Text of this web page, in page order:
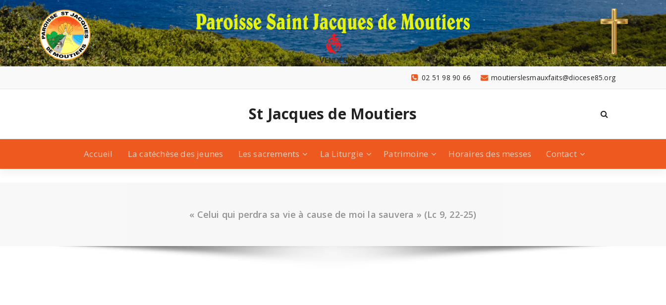
moutierslesmauxfaits@diocese85.org
02 51 98 90 66
St Jacques de Moutiers
Accueil La catéchèse des jeunes Les sacrements La Liturgie Patrimoine Horaires des messes Contact
« Celui qui perdra sa vie à cause de moi la sauvera » (Lc 9, 22-25)